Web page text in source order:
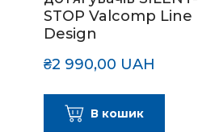
STOP Valcomp Line
Design
₴2 990,00 UAH
В кошик